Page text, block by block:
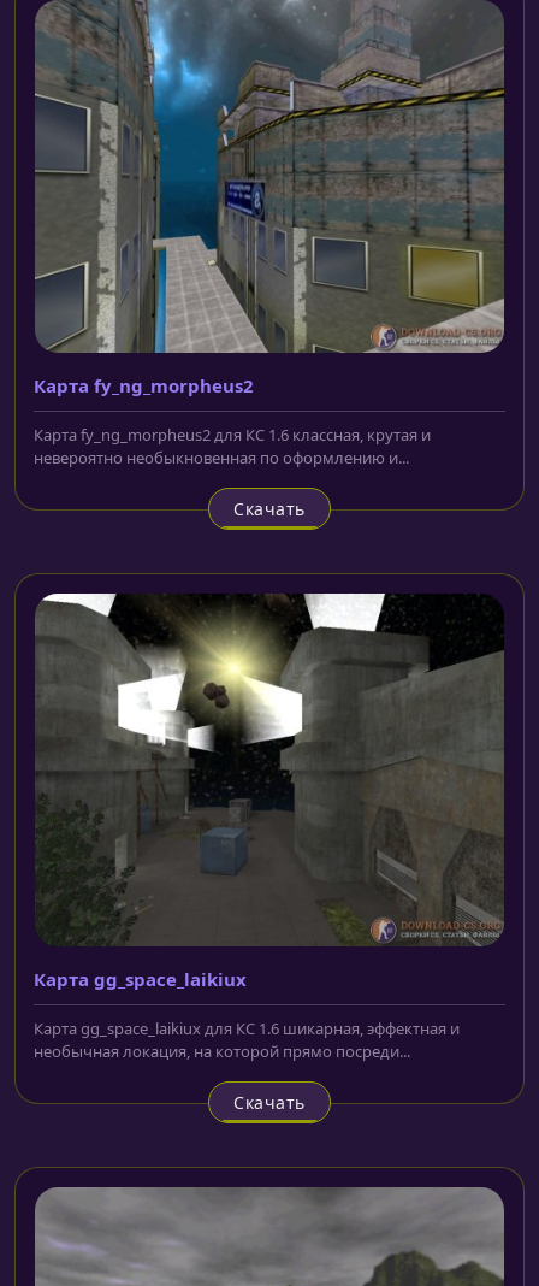
Карта fy_ng_morpheus2
Карта fy_ng_morpheus2 для КС 1.6 классная, крутая и
невероятно необыкновенная по оформлению и...
Скачать
Карта gg_space_laikiux
Карта gg_space_laikiux для КС 1.6 шикарная, эффектная и
необычная локация, на которой прямо посреди...
Скачать